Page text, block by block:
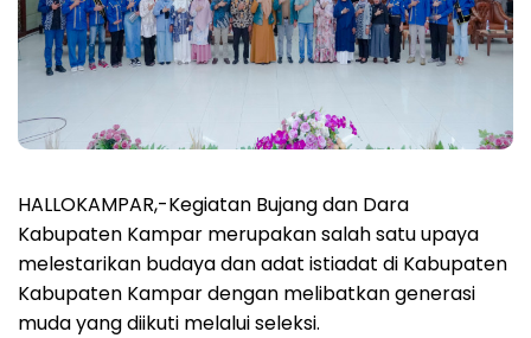
HALLOKAMPAR,-Kegiatan Bujang dan Dara
Kabupaten Kampar merupakan salah satu upaya
melestarikan budaya dan adat istiadat di Kabupaten
Kabupaten Kampar dengan melibatkan generasi
muda yang diikuti melalui seleksi.